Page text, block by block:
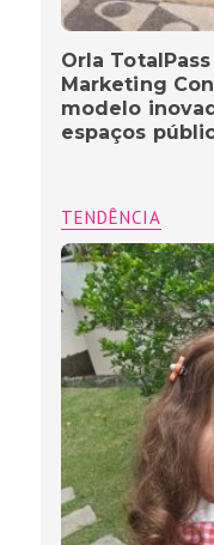
Orla
Marketing
modelo
espaços
TENDÊNCIA